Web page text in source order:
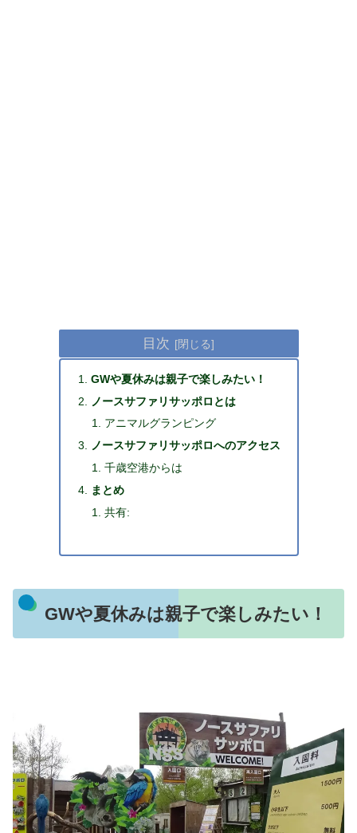
目次
GWや夏休みは親子で楽しみたい！
ノースサファリサッポロとは
アニマルグランピング
ノースサファリサッポロへのアクセス
千歳空港からは
まとめ
共有:
GWや夏休みは親子で楽しみたい！